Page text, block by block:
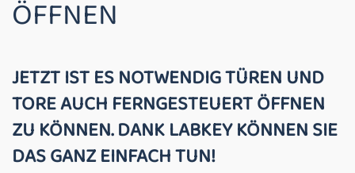
ÖFFNEN
JETZT IST ES NOTWENDIG TÜREN UND
TORE AUCH FERNGESTEUERT ÖFFNEN
ZU KÖNNEN. DANK LABKEY KÖNNEN SIE
DAS GANZ EINFACH TUN!